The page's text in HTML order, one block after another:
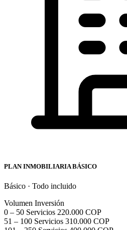
PLAN INMOBILIARIA BÁSICO
Básico · Todo incluido
Volumen Inversión
0 – 50 Servicios 220.000 COP
51 – 100 Servicios 310.000 COP